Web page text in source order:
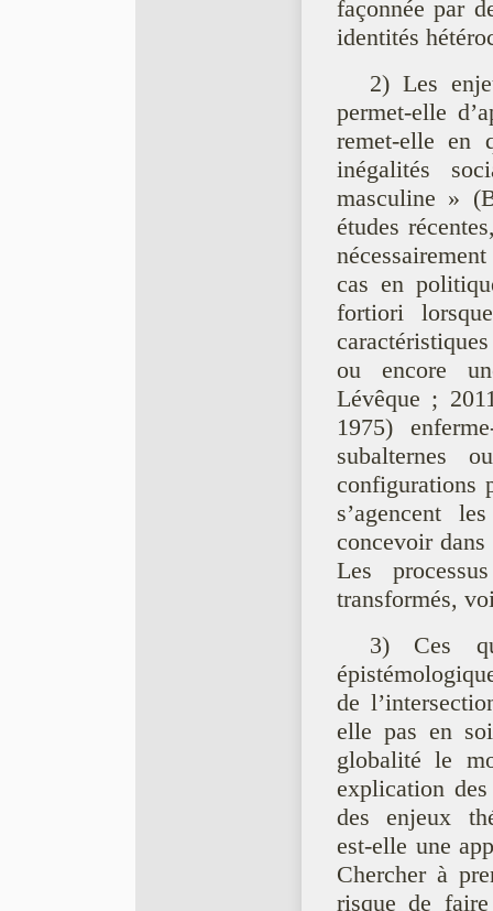
façonnée par
identités
2) Les
permet-elle
remet-elle en
inégalités
masculine »
études
cas en
fortiori
ou encore
Lévêque ;
1975)
subalternes
configurations
s’agencent
concevoir
Les
transformés,
3) Ces
de
elle pas en
globalité le
explication
des enjeux
est-elle une
Chercher à
risque de